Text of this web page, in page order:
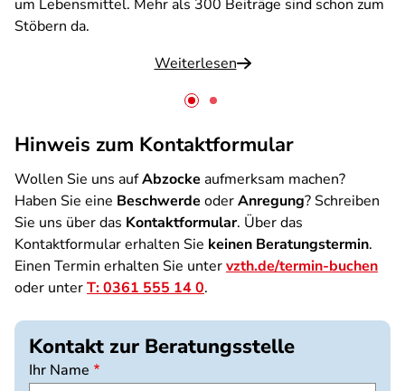
um Lebensmittel. Mehr als 300 Beiträge sind schon zum
Stöbern da.
Weiterlesen
Hinweis zum Kontaktformular
Wollen Sie uns aufAbzocke aufmerksam machen?
Haben Sie eine Beschwerde oderAnregung? Schreiben
Sie uns über das Kontaktformular. Über das
Kontaktformular erhalten Sie keinen Beratungstermin.
Einen Termin erhalten Sie untervzth.de/termin-buchen
oder unterT: 0361 555 14 0.
Kontakt zur Beratungsstelle
Ihr Name